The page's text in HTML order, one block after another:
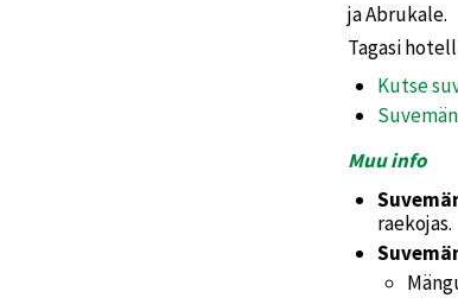
ja Abrukale.
Tagasi
Kutse
Muu info
raekojas.